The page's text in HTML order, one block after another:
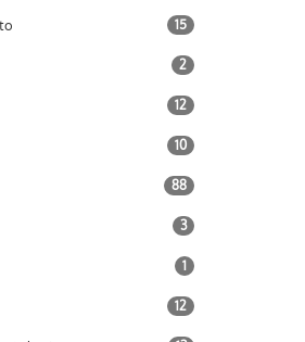
15
2
12
10
88
3
1
12